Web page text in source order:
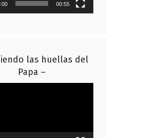
00:55
las huellas del
Papa –